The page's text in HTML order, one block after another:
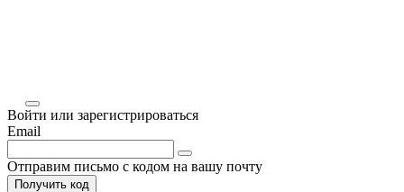
Войти или зарегистрироваться
Email
Отправим письмо с кодом на вашу почту
Получить код